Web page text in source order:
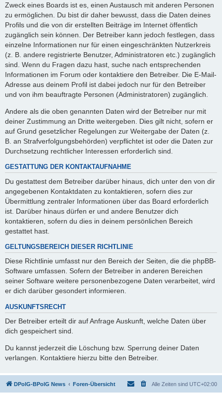
Zweck eines Boards ist es, einen Austausch mit anderen Personen
zu ermöglichen. Du bist dir daher bewusst, dass die Daten deines
Profils und die von dir erstellten Beiträge im Internet öffentlich
zugänglich sein können. Der Betreiber kann jedoch festlegen, dass
einzelne Informationen nur für einen eingeschränkten Nutzerkreis
(z. B. andere registrierte Benutzer, Administratoren etc.) zugänglich
sind. Wenn du Fragen dazu hast, suche nach entsprechenden
Informationen im Forum oder kontaktiere den Betreiber. Die E-Mail-
Adresse aus deinem Profil ist dabei jedoch nur für den Betreiber
und von ihm beauftragte Personen (Administratoren) zugänglich.
Andere als die oben genannten Daten wird der Betreiber nur mit
deiner Zustimmung an Dritte weitergeben. Dies gilt nicht, sofern er
auf Grund gesetzlicher Regelungen zur Weitergabe der Daten (z.
B. an Strafverfolgungsbehörden) verpflichtet ist oder die Daten zur
Durchsetzung rechtlicher Interessen erforderlich sind.
GESTATTUNG DER KONTAKTAUFNAHME
Du gestattest dem Betreiber darüber hinaus, dich unter den von dir
angegebenen Kontaktdaten zu kontaktieren, sofern dies zur
Übermittlung zentraler Informationen über das Board erforderlich
ist. Darüber hinaus dürfen er und andere Benutzer dich
kontaktieren, sofern du dies in deinem persönlichen Bereich
gestattet hast.
GELTUNGSBEREICH DIESER RICHTLINIE
Diese Richtlinie umfasst nur den Bereich der Seiten, die die phpBB-
Software umfassen. Sofern der Betreiber in anderen Bereichen
seiner Software weitere personenbezogene Daten verarbeitet, wird
er dich darüber gesondert informieren.
AUSKUNFTSRECHT
Der Betreiber erteilt dir auf Anfrage Auskunft, welche Daten über
dich gespeichert sind.
Du kannst jederzeit die Löschung bzw. Sperrung deiner Daten
verlangen. Kontaktiere hierzu bitte den Betreiber.
DPolG-BPolG News Foren-Übersicht Alle Zeiten sind UTC+02:00